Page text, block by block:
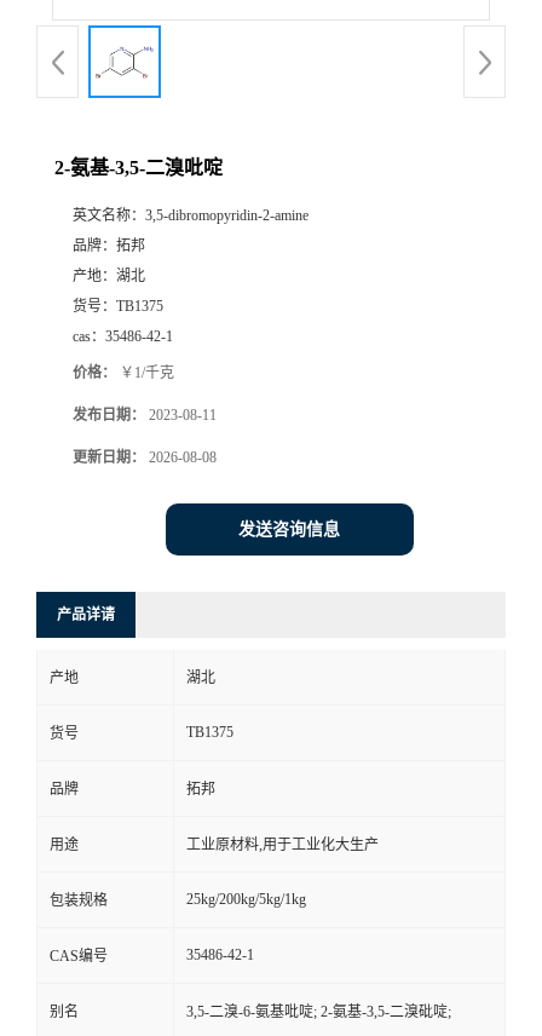
2-氨基-3,5-二溴吡啶
英文名称： 3,5-dibromopyridin-2-amine
品牌： 拓邦
产地： 湖北
货号： TB1375
cas： 35486-42-1
价格： ￥1/千克
发布日期： 2023-08-11
更新日期： 2026-08-08
发送咨询信息
产品详请
产地 湖北
货号 TB1375
品牌 拓邦
用途 工业原材料,用于工业化大生产
包装规格 25kg/200kg/5kg/1kg
CAS编号 35486-42-1
别名 3,5-二溴-6-氨基吡啶; 2-氨基-3,5-二溴砒啶;